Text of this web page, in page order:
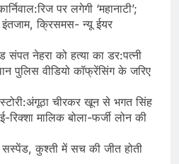
पर लगेगी ‘महानाटी’;
क्रिसमस- न्यू ईयर
संपत नेहरा को हत्या का डर:पत्नी
पुलिस वीडियो कॉफ्रेंसिंग के जरिए
चीरकर खून से भगत सिंह
मालिक बोला-फर्जी लोन की
कुश्ती में सच की जीत होती